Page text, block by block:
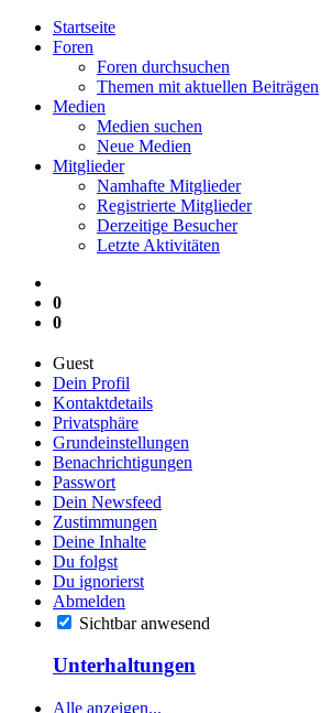
Startseite
Foren
Foren durchsuchen
Themen mit aktuellen Beiträgen
Medien
Medien suchen
Neue Medien
Mitglieder
Namhafte Mitglieder
Registrierte Mitglieder
Derzeitige Besucher
Letzte Aktivitäten
0
0
Guest
Dein Profil
Kontaktdetails
Privatsphäre
Grundeinstellungen
Benachrichtigungen
Passwort
Dein Newsfeed
Zustimmungen
Deine Inhalte
Du folgst
Du ignorierst
Abmelden
Sichtbar anwesend
Unterhaltungen
Alle anzeigen...